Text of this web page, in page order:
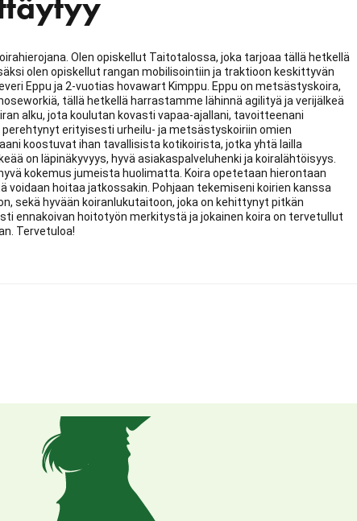
Olen opiskellut Taitotalossa, joka tarjoaa tällä hetkellä
olen opiskellut rangan mobilisointiin ja traktioon keskittyvän
Eppu ja 2-vuotias hovawart Kimppu. Eppu on metsästyskoira,
tällä hetkellä harrastamme lähinnä agilityä ja verijälkeä
alku, jota koulutan kovasti vapaa-ajallani, tavoitteenani
erityisesti urheilu- ja metsästyskoiriin omien
koostuvat ihan tavallisista kotikoirista, jotka yhtä lailla
on läpinäkyvyys, hyvä asiakaspalveluhenki ja koiralähtöisyys.
kokemus jumeista huolimatta. Koira opetetaan hierontaan
hoitaa jatkossakin. Pohjaan tekemiseni koirien kanssa
hyvään koiranlukutaitoon, joka on kehittynyt pitkän
ennakoivan hoitotyön merkitystä ja jokainen koira on tervetullut
Tervetuloa!